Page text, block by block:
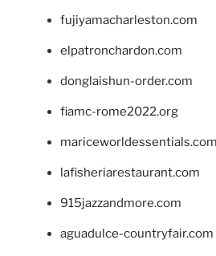
fujiyamacharleston.com
elpatronchardon.com
donglaishun-order.com
fiamc-rome2022.org
mariceworldessentials.com
lafisheriarestaurant.com
915jazzandmore.com
aguadulce-countryfair.com